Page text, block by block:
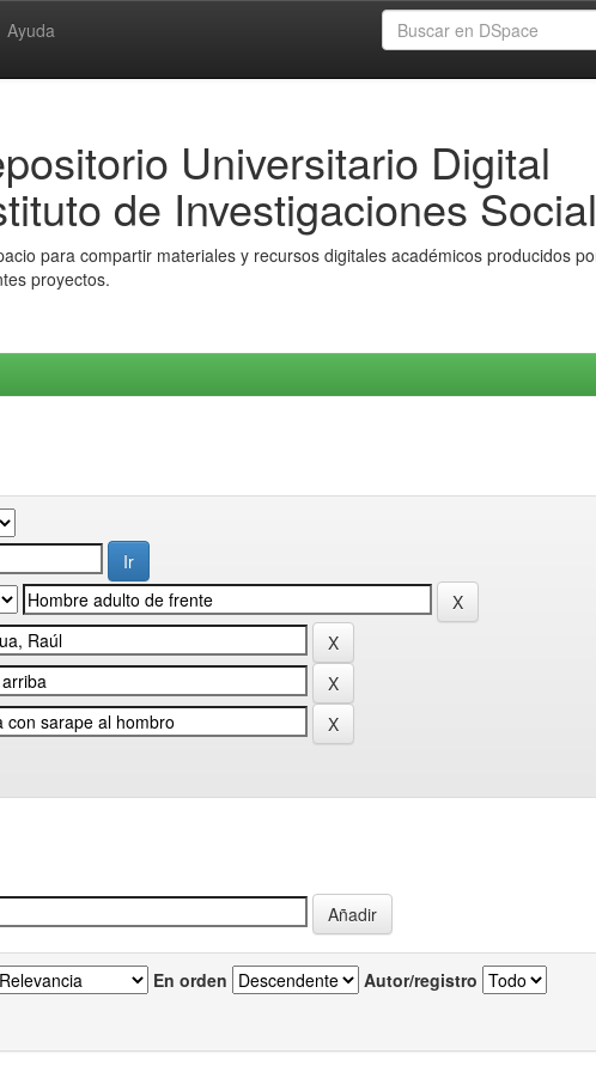
Ayuda
Universitario Digital
de Investigaciones
para compartir materiales y recursos digitales académicos producidos
proyectos.
En orden Autor/registro